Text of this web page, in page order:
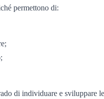
permettono di:
di individuare e sviluppare